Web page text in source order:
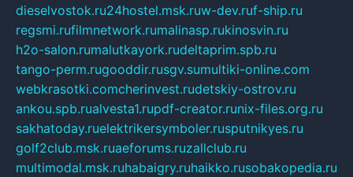
dieselvostok.ru24hostel.msk.ruw-dev.ruf-ship.ru
regsmi.rufilmnetwork.rumalinasp.rukinosvin.ru
h2o-salon.rumalutkayork.rudeltaprim.spb.ru
tango-perm.rugooddir.rusgv.sumultiki-online.com
webkrasotki.comcherinvest.rudetskiy-ostrov.ru
ankou.spb.rualvesta1.rupdf-creator.runix-files.org.ru
sakhatoday.ruelektrikersymboler.rusputnikyes.ru
golf2club.msk.ruaeforums.ruzallclub.ru
multimodal.msk.ruhabaigry.ruhaikko.rusobakopedia.ru